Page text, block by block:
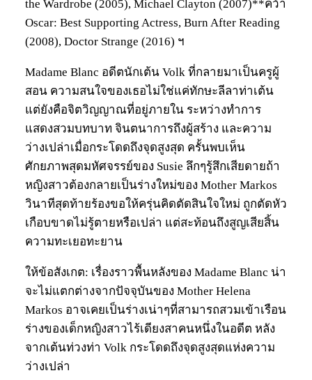
the Wardrobe (2005), Michael Clayton (2007)**คว้า
Oscar: Best Supporting Actress, Burn After Reading
(2008), Doctor Strange (2016) ฯ
Madame Blanc อดีตนักเต้น Volk ที่กลายมาเป็นครูผู้
สอน ความสนใจของเธอไม่ใช่แค่ทักษะลีลาท่าเต้น
แต่ยังคือจิตวิญญาณที่อยู่ภายใน ระหว่างทำการ
แสดงสวมบทบาท จินตนาการถึงผู้สร้าง และความ
ว่างเปล่าเมื่อกระโดดถึงจุดสูงสุด ครั้นพบเห็น
ศักยภาพสุดมหัศจรรย์ของ Susie ลึกๆรู้สึกเสียดายถ้า
หญิงสาวต้องกลายเป็นร่างใหม่ของ Mother Markos
วินาทีสุดท้ายร้องขอให้ครุ่นคิดตัดสินใจใหม่ ถูกตัดหัว
เกือบขาดไม่รู้ตายหรือเปล่า แต่สะท้อนถึงสูญเสียสิ้น
ความทะเยอทะยาน
ให้ข้อสังเกต: เรื่องราวพื้นหลังของ Madame Blanc น่า
จะไม่แตกต่างจากปัจจุบันของ Mother Helena
Markos อาจเคยเป็นร่างเน่าๆที่สามารถสวมเข้าเรือน
ร่างของเด็กหญิงสาวไร้เดียงสาคนหนึ่งในอดีต หลัง
จากเต้นท่วงท่า Volk กระโดดถึงจุดสูงสุดแห่งความ
ว่างเปล่า